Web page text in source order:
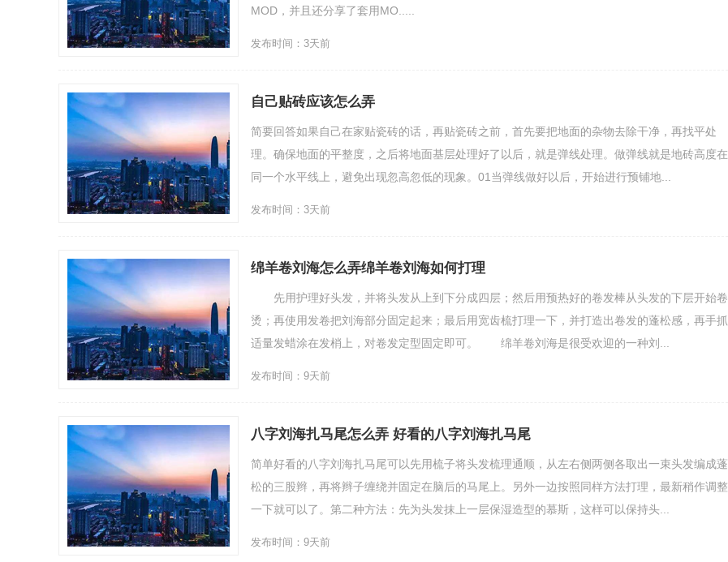
MOD，并且还分享了套用MO.....
发布时间：3天前
自己贴砖应该怎么弄
简要回答如果自己在家贴瓷砖的话，再贴瓷砖之前，首先要把地面的杂物去除干净，再找平处
理。确保地面的平整度，之后将地面基层处理好了以后，就是弹线处理。做弹线就是地砖高度在
同一个水平线上，避免出现忽高忽低的现象。01当弹线做好以后，开始进行预铺地...
发布时间：3天前
绵羊卷刘海怎么弄绵羊卷刘海如何打理
先用护理好头发，并将头发从上到下分成四层；然后用预热好的卷发棒从头发的下层开始卷
烫；再使用发卷把刘海部分固定起来；最后用宽齿梳打理一下，并打造出卷发的蓬松感，再手抓
适量发蜡涂在发梢上，对卷发定型固定即可。 绵羊卷刘海是很受欢迎的一种刘...
发布时间：9天前
八字刘海扎马尾怎么弄 好看的八字刘海扎马尾
简单好看的八字刘海扎马尾可以先用梳子将头发梳理通顺，从左右侧两侧各取出一束头发编成蓬
松的三股辫，再将辫子缠绕并固定在脑后的马尾上。另外一边按照同样方法打理，最新稍作调整
一下就可以了。第二种方法：先为头发抹上一层保湿造型的慕斯，这样可以保持头...
发布时间：9天前